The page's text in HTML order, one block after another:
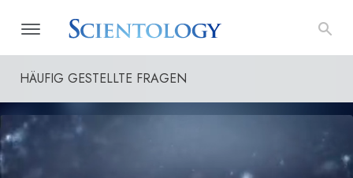
HÄUFIG GESTELLTE FRAGEN